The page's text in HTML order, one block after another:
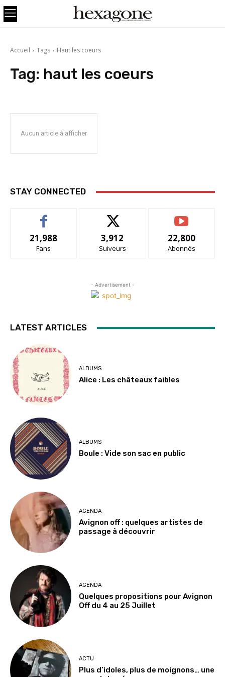
Accueil Tags Haut les coeurs
Tag: haut les coeurs
Aucun article à afficher
STAY CONNECTED
21,988
Fans
3,912
Suiveurs
22,800
Abonnés
- Advertisement -
LATEST ARTICLES
ALBUMS
Alice : Les châteaux faibles
ALBUMS
Boule : Vide son sac en public
AGENDA
Avignon off : quelques artistes de
passage à découvrir
AGENDA
Quelques propositions pour Avignon
Off du 4 au 25 Juillet
ACTU
Plus d’idoles, plus de moignons… une